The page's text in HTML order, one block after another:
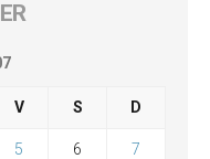
V S D
5 6 7